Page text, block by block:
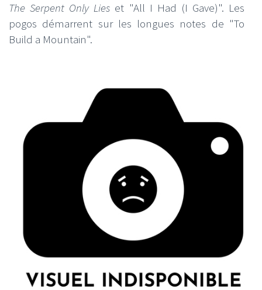
The Serpent Only Lies et "All I Had (I Gave)". Les
pogos démarrent sur les longues notes de "To
Build a Mountain".